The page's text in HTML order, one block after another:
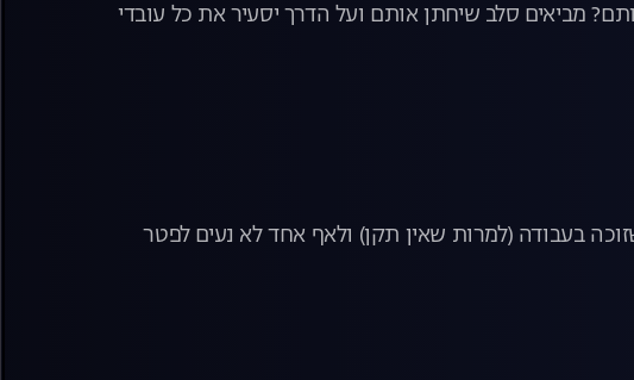
מביאים סלב שיחתן אותם ועל הדרך יסעיר את כל עובדי
בעבודה (למרות שאין תקן) ולאף אחד לא נעים לפטר